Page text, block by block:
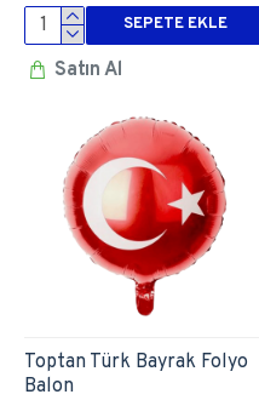
SEPETE EKLE
Satın Al
Toptan Türk Bayrak Folyo
Balon